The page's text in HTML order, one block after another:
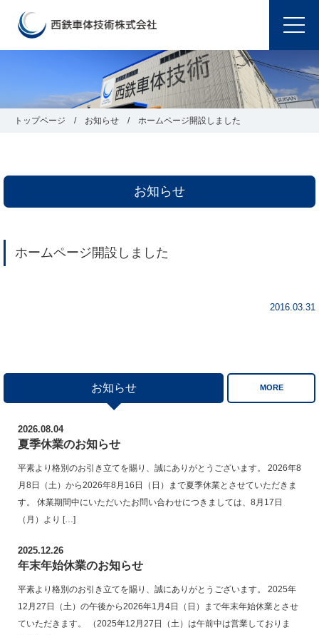
トップページ お知らせ ホームページ開設しました
お知らせ
ホームページ開設しました
2016.03.31
お知らせ MORE
2026.08.04
夏季休業のお知らせ
平素より格別のお引き立てを賜り、誠にありがとうございます。 2026年8
月8日（土）から2026年8月16日（日）まで夏季休業とさせていただきま
す。 休業期間中にいただいたお問い合わせにつきましては、8月17日
（月）より […]
2025.12.26
年末年始休業のお知らせ
平素より格別のお引き立てを賜り、誠にありがとうございます。 2025年
12月27日（土）の午後から2026年1月4日（日）まで年末年始休業とさせ
ていただきます。 （2025年12月27日（土）は午前中は営業しておりま